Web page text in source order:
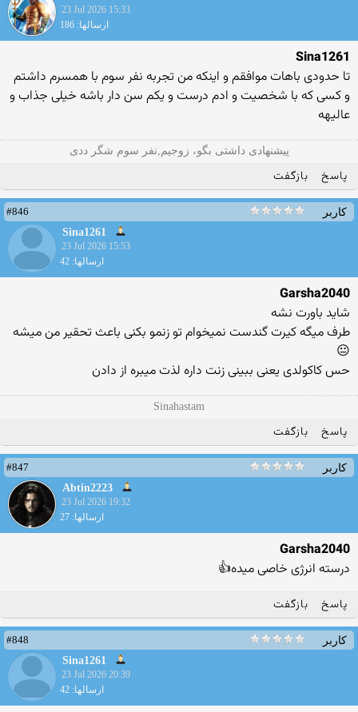
23 Jul 2026 15:33
ارسالها: 186
Sina1261
تا حدودی باهات موافقم و اینکه من تجربه نفر سوم با همسرم داشتم
و کسی که با شخصیت و ادم درست و یکم سن دار باشه خیلی جذاب و
عالیهه
پیشنهادی داشتی بگو، زوجیم,نفر سوم شگر ددی
پاسخ بازگفت
کاربر
#846
Sina1261
23 Jul 2026 15:53
ارسالها: 42
Garsha2040
شاید باورت نشه
طرف میگه کیرت گندست نمیخوام تو زنمو بکنی باعث تحقیر من میشه
😐
حس کاکولدی یعنی ببینی زنت داره لذت میبره از دادن
Sinahastam
پاسخ بازگفت
کاربر
#847
Abtin2223
23 Jul 2026 19:32
ارسالها: 27
Garsha2040
درسته انرژی خاصی میده👍
پاسخ بازگفت
کاربر
#848
Sina1261
23 Jul 2026 20:39
ارسالها: 42